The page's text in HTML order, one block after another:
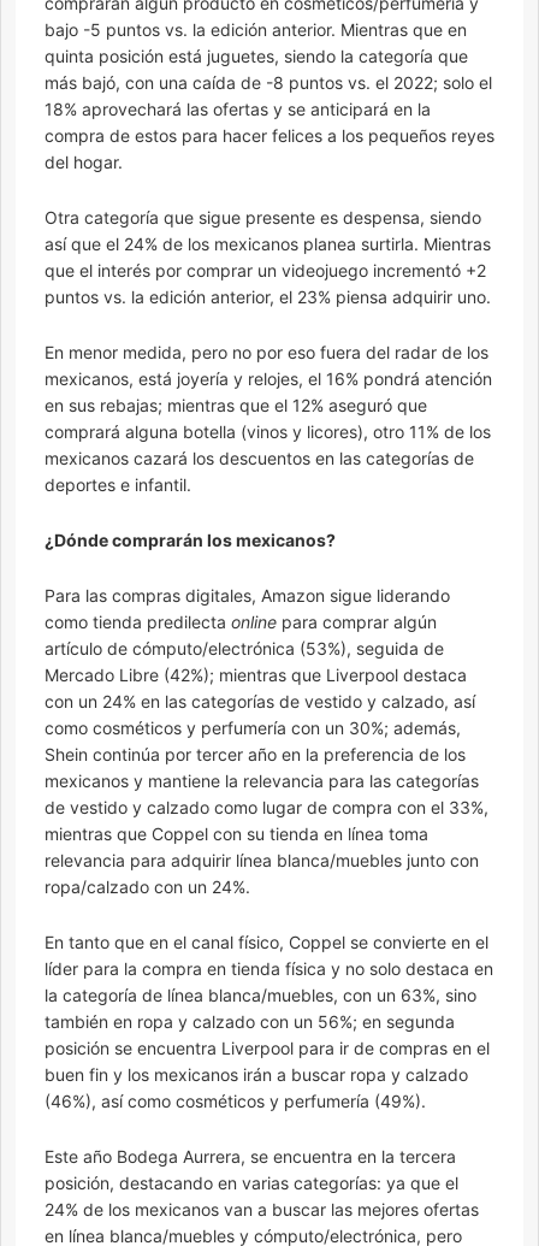
bajo -5 puntos vs. la edición anterior. Mientras que en
quinta posición está juguetes, siendo la categoría que
más bajó, con una caída de -8 puntos vs. el 2022; solo el
18% aprovechará las ofertas y se anticipará en la
compra de estos para hacer felices a los pequeños reyes
del hogar.
Otra categoría que sigue presente es despensa, siendo
así que el 24% de los mexicanos planea surtirla. Mientras
que el interés por comprar un videojuego incrementó +2
puntos vs. la edición anterior, el 23% piensa adquirir uno.
En menor medida, pero no por eso fuera del radar de los
mexicanos, está joyería y relojes, el 16% pondrá atención
en sus rebajas; mientras que el 12% aseguró que
comprará alguna botella (vinos y licores), otro 11% de los
mexicanos cazará los descuentos en las categorías de
deportes e infantil.
¿Dónde comprarán los mexicanos?
Para las compras digitales, Amazon sigue liderando
como tienda predilecta online para comprar algún
artículo de cómputo/electrónica (53%), seguida de
Mercado Libre (42%); mientras que Liverpool destaca
con un 24% en las categorías de vestido y calzado, así
como cosméticos y perfumería con un 30%; además,
Shein continúa por tercer año en la preferencia de los
mexicanos y mantiene la relevancia para las categorías
de vestido y calzado como lugar de compra con el 33%,
mientras que Coppel con su tienda en línea toma
relevancia para adquirir línea blanca/muebles junto con
ropa/calzado con un 24%.
En tanto que en el canal físico, Coppel se convierte en el
líder para la compra en tienda física y no solo destaca en
la categoría de línea blanca/muebles, con un 63%, sino
también en ropa y calzado con un 56%; en segunda
posición se encuentra Liverpool para ir de compras en el
buen fin y los mexicanos irán a buscar ropa y calzado
(46%), así como cosméticos y perfumería (49%).
Este año Bodega Aurrera, se encuentra en la tercera
posición, destacando en varias categorías: ya que el
24% de los mexicanos van a buscar las mejores ofertas
en línea blanca/muebles y cómputo/electrónica, pero